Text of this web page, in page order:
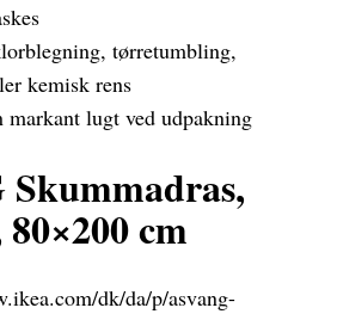
tørretumbling,
kemisk rens
markant lugt ved udpakning
Skummadras,
cm
dk/da/p/asvang-